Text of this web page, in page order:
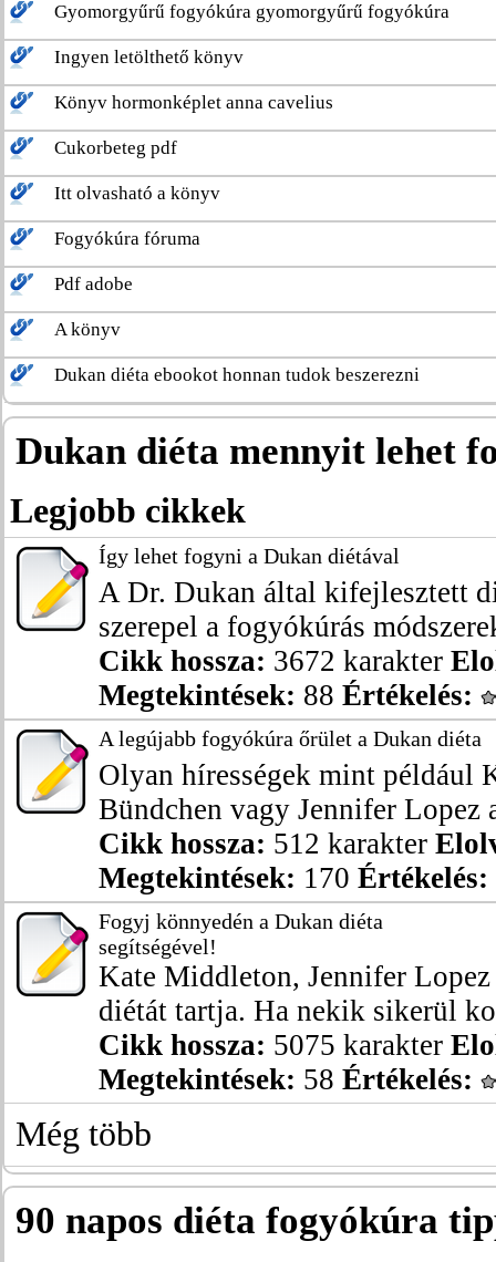
Gyomorgyűrű fogyókúra gyomorgyűrű fogyókúra
Ingyen letölthető könyv
Könyv hormonképlet anna cavelius
Cukorbeteg pdf
Itt olvasható a könyv
Fogyókúra fóruma
Pdf adobe
A könyv
Dukan diéta ebookot honnan tudok beszerezni
Dukan diéta mennyit lehet
Legjobb cikkek
Így lehet fogyni a Dukan diétával
A Dr. Dukan által kifejlesztett
szerepel a fogyókúrás
Cikk hossza: 3672 karakter
Megtekintések: 88 Értékelés:
A legújabb fogyókúra őrület a Dukan diéta
Olyan hírességek mint például
Bündchen vagy Jennifer Lopez
Cikk hossza: 512 karakter
Megtekintések: 170 Értékelés:
Fogyj könnyedén a Dukan diéta
segítségével!
Kate Middleton, Jennifer Lopez
diétát tartja. Ha nekik sikerül
Cikk hossza: 5075 karakter
Megtekintések: 58 Értékelés:
Még több
90 napos diéta fogyókúra